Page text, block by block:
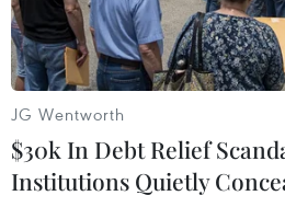
JG Wentworth
$30k In Debt Relief
Institutions Quietly